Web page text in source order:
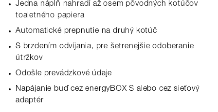
Jedna náplň nahradí až osem pôvodných kotúčov
toaletného papiera
Automatické prepnutie na druhý kotúč
S brzdením odvíjania, pre šetrenejšie odoberanie
útržkov
Odošle prevádzkové údaje
Napájanie buď cez energyBOX S alebo cez sieťový
adaptér